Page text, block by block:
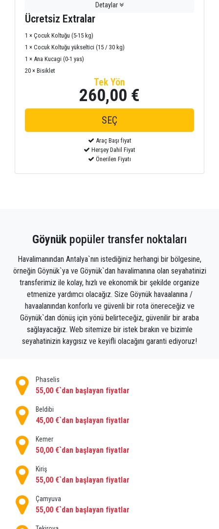
Detaylar
Ücretsiz Extralar
1 × Çocuk Koltuğu (5-15 kg)
1 × Cocuk Koltuğu yükseltici (15 / 30 kg)
1 × Ana Kucagi (0-1 yas)
20 × Bisiklet
Tek Yön
260,00 €
Araç Başı fiyat
Herşey Dahil Fiyat
Önerilen Fiyatı
Göynük popüler transfer noktaları
Havalimanından Antalya`nın istediğiniz herhangi bir bölgesine,
örneğin Göynük`ya ve Göynük`dan havalimanına olan seyahatinizi
transferimiz ile kolay, hızlı ve ekonomik bir şekilde organize
etmenize yardımcı olacağız. Size Göynük havaalanına /
havaalanından konforlu ve güvenli bir rota önereceğiz ve
Göynük`dan dönüş için yönü belirteceğiz, güvenilir bir araba
sağlayacağız. Web sitemize bir istek bırakın ve bizimle
seyahatinizin kaygısız ve keyifli olacağını garanti ediyoruz!
Phaselis
55,00 €`dan başlayan fiyatlar
Beldibi
45,00 €`dan başlayan fiyatlar
Kemer
50,00 €`dan başlayan fiyatlar
Kiriş
55,00 €`dan başlayan fiyatlar
Çamyuva
55,00 €`dan başlayan fiyatlar